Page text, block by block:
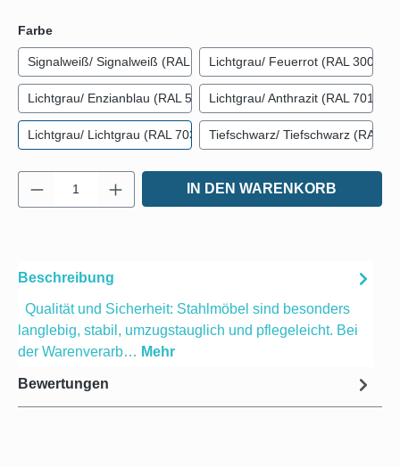
Farbeauswählen
Signalweiß/ Signalweiß (RAL 9003)Lichtgrau/ Feuerrot (RAL 3000)
Lichtgrau/ Enzianblau (RAL 5010)Lichtgrau/ Anthrazit (RAL 7016)
Lichtgrau/ Lichtgrau (RAL 7035) Tiefschwarz/ Tiefschwarz (RAL
Produkt Anzahl: Gib den gewünschten
IN DEN WARENKORB
Beschreibung
Qualität und Sicherheit: Stahlmöbel sind besonders
langlebig, stabil, umzugstauglich und pflegeleicht. Bei
der Warenverarb… Mehr
Bewertungen